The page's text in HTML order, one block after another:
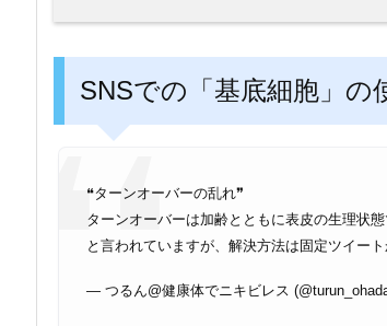
SNSでの「基底細胞」の
❝ターンオーバーの乱れ❞
ターンオーバーは加齢とともに表皮の生理状
と言われていますが、解決方法は固定ツイート
— つるん@健康体でニキビレス